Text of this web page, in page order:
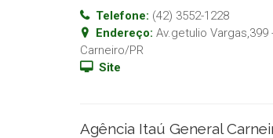
Telefone: (42) 3552-1228
Endereço: Av.getulio Vargas,399
Carneiro/PR
Site
Agência Itaú General